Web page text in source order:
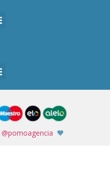
@pomoagencia 🧡